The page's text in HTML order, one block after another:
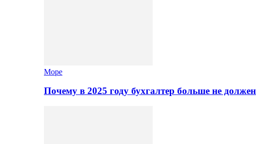
Море
Почему в 2025 году бухгалтер больше не